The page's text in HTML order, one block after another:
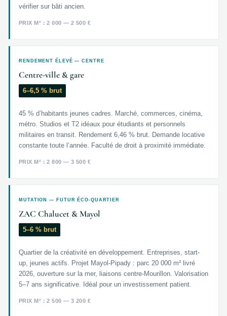
vérifier sur bâti ancien.
PRIX M² : 2 000 — 2 500 €
RENDEMENT ÉLEVÉ — CENTRE
Centre-ville & gare
6–6,5 % brut
45 % d’habitants jeunes cadres. Marché, commerces, cinéma,
métro. Studios et T2 idéaux pour étudiants et personnels
militaires en transit. Rendement 6,46 % brut. Demande locative
constante toute l’année. Faculté de droit à proximité immédiate.
PRIX M² : 2 800 — 3 500 €
MUTATION — FUTUR ÉCO-QUARTIER
ZAC Chalucet & Mayol
5–6 % brut
Quartier de la créativité en développement. Entreprises, start-
up, jeunes actifs. Projet Mayol-Pipady : parc 20 000 m² livré
2026, ouverture sur la mer, liaisons centre-Mourillon. Valorisation
5–7 ans significative. Idéal pour un investissement patient.
PRIX M² : 2 500 — 3 200 €